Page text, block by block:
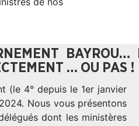
BAYROU…
… OU PAS !
(le 4° depuis le 1er janvier
Nous vous présentons
dont les ministères